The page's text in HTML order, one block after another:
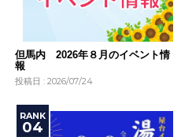
但馬内 2026年８月のイベント情
報
投稿日 : 2026/07/24